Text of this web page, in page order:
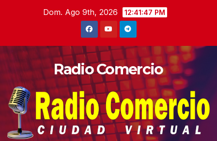
Dom. Ago 9th, 2026 12:41:49 PM
Radio Comercio